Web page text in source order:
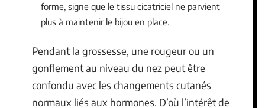
forme, signe que le tissu cicatriciel ne parvient
plus à maintenir le bijou en place.
Pendant la grossesse, une rougeur ou un
gonflement au niveau du nez peut être
confondu avec les changements cutanés
normaux liés aux hormones. D’où l’intérêt de